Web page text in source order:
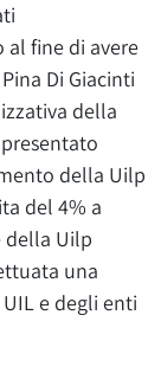
al fine di avere
Di Giacinti
della
della Uilp
del 4% a
della Uilp
una
e degli enti